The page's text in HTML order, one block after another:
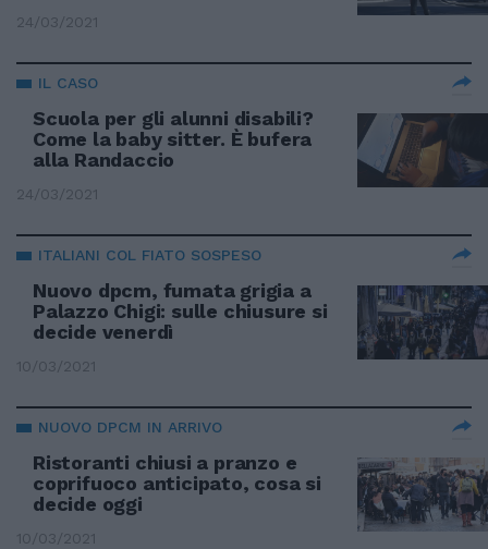
24/03/2021
IL CASO
Scuola per gli alunni disabili?
Come la baby sitter. È bufera
alla Randaccio
24/03/2021
ITALIANI COL FIATO SOSPESO
Nuovo dpcm, fumata grigia a
Palazzo Chigi: sulle chiusure si
decide venerdì
10/03/2021
NUOVO DPCM IN ARRIVO
Ristoranti chiusi a pranzo e
coprifuoco anticipato, cosa si
decide oggi
10/03/2021